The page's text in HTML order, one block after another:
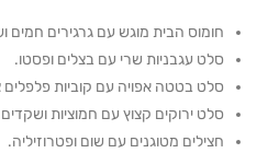
חומוס הבית מוגש עם גרגירים חמים
סלט עגבניות שרי עם בצלים ופסטו.
סלט בטטה אפויה עם קוביות פלפלים
סלט ירוקים קצוץ עם חמוציות
חצילים מטוגנים עם שום ופטרוזיליה.